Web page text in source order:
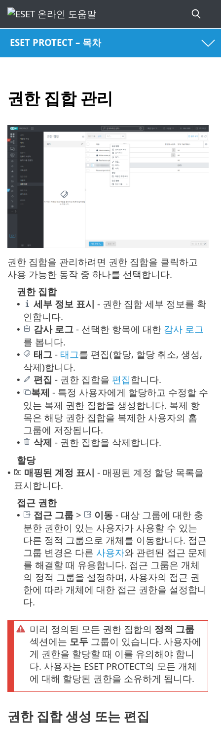
ESET PROTECT – 목차
권한 집합 관리
권한 집합을 관리하려면 권한 집합을 클릭하고
사용 가능한 동작 중 하나를 선택합니다.
권한 집합
• 세부 정보 표시 - 권한 집합 세부 정보를 확
인합니다.
• 감사 로그 - 선택한 항목에 대한 감사 로그
를 봅니다.
• 태그 - 태그를 편집(할당, 할당 취소, 생성,
삭제)합니다.
• 편집 - 권한 집합을 편집합니다.
• 복제 - 특정 사용자에게 할당하고 수정할 수
있는 복제 권한 집합을 생성합니다. 복제 항
목은 해당 권한 집합을 복제한 사용자의 홈
그룹에 저장됩니다.
• 삭제 - 권한 집합을 삭제합니다.
할당
• 매핑된 계정 표시 - 매핑된 계정 할당 목록을
표시합니다.
접근 권한
• 접근 그룹 > 이동 - 대상 그룹에 대한 충
분한 권한이 있는 사용자가 사용할 수 있는
다른 정적 그룹으로 개체를 이동합니다. 접근
그룹 변경은 다른 사용자와 관련된 접근 문제
를 해결할 때 유용합니다. 접근 그룹은 개체
의 정적 그룹을 설정하며, 사용자의 접근 권
한에 따라 개체에 대한 접근 권한을 설정합니
다.
미리 정의된 모든 권한 집합의 정적 그룹
섹션에는 모두 그룹이 있습니다. 사용자에
게 권한을 할당할 때 이를 유의해야 합니
다. 사용자는 ESET PROTECT의 모든 개체
에 대해 할당된 권한을 소유하게 됩니다.
권한 집합 생성 또는 편집